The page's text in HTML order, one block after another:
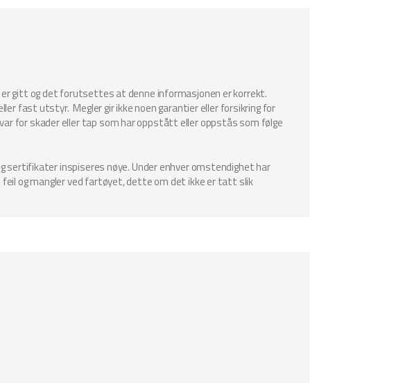
gitt og det forutsettes at denne informasjonen er korrekt.
fast utstyr. Megler gir ikke noen garantier eller forsikring for
for skader eller tap som har oppstått eller oppstås som følge
inspiseres nøye. Under enhver omstendighet har
og mangler ved fartøyet, dette om det ikke er tatt slik